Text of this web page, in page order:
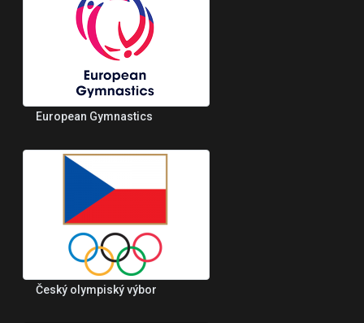
European Gymnastics
Český olympiský výbor